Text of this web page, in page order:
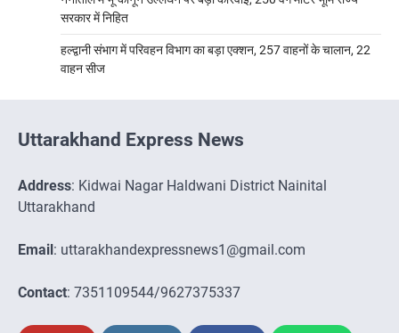
सरकार में निहित
हल्द्वानी संभाग में परिवहन विभाग का बड़ा एक्शन, 257 वाहनों के चालान, 22
वाहन सीज
Uttarakhand Express News
Address: Kidwai Nagar Haldwani District Nainital
Uttarakhand
Email : uttarakhandexpressnews1@gmail.com
Contact: 7351109544/9627375337